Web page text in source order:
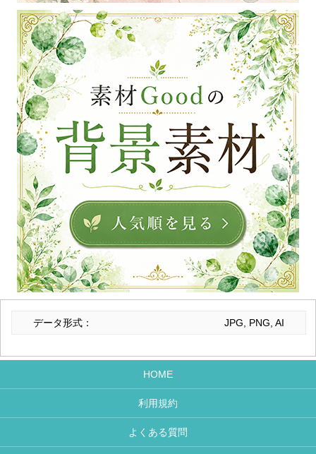
データ形式： JPG, PNG, AI
HOME
利用規約
よくある質問